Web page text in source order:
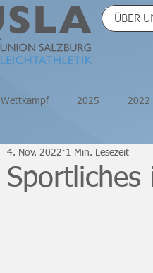
ÜBER
Wettkampf 2025 2022
Halle Masters 2026
4. Nov. 2022 1 Min. Lesezeit